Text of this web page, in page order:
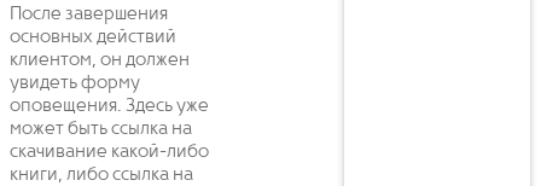
После завершения
основных действий
клиентом, он должен
увидеть форму
оповещения. Здесь уже
может быть ссылка на
скачивание какой-либо
книги, либо ссылка на